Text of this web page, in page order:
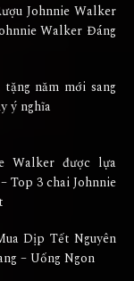
Johnnie Walker
Walker Đáng
năm mới sang
ý nghĩa
Walker được lựa
Top 3 chai Johnnie
Dịp Tết Nguyên
– Uống Ngon